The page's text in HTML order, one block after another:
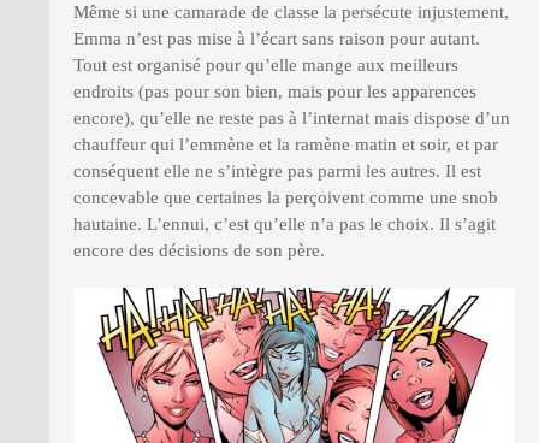
Même si une camarade de classe la persécute injustement,
Emma n’est pas mise à l’écart sans raison pour autant.
Tout est organisé pour qu’elle mange aux meilleurs
endroits (pas pour son bien, mais pour les apparences
encore), qu’elle ne reste pas à l’internat mais dispose d’un
chauffeur qui l’emmène et la ramène matin et soir, et par
conséquent elle ne s’intègre pas parmi les autres. Il est
concevable que certaines la perçoivent comme une snob
hautaine. L’ennui, c’est qu’elle n’a pas le choix. Il s’agit
encore des décisions de son père.